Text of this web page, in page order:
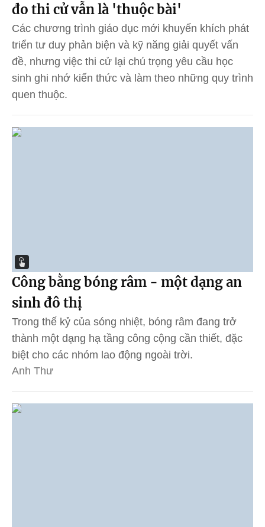
đo thi cử vẫn là 'thuộc bài'
Các chương trình giáo dục mới khuyến khích phát
triển tư duy phản biện và kỹ năng giải quyết vấn
đề, nhưng việc thi cử lại chú trọng yêu cầu học
sinh ghi nhớ kiến thức và làm theo những quy trình
quen thuộc.
Công bằng bóng râm - một dạng an
sinh đô thị
Trong thế kỷ của sóng nhiệt, bóng râm đang trở
thành một dạng hạ tầng công cộng cần thiết, đặc
biệt cho các nhóm lao động ngoài trời.
Anh Thư